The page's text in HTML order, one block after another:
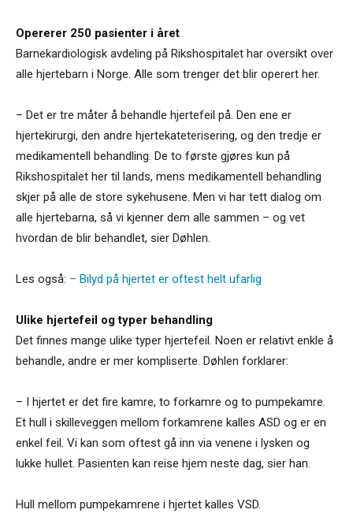
Opererer 250 pasienter i året
Barnekardiologisk avdeling på Rikshospitalet har oversikt over
alle hjertebarn i Norge. Alle som trenger det blir operert her.
– Det er tre måter å behandle hjertefeil på. Den ene er
hjertekirurgi, den andre hjertekateterisering, og den tredje er
medikamentell behandling. De to første gjøres kun på
Rikshospitalet her til lands, mens medikamentell behandling
skjer på alle de store sykehusene. Men vi har tett dialog om
alle hjertebarna, så vi kjenner dem alle sammen – og vet
hvordan de blir behandlet, sier Døhlen.
Les også: – Bilyd på hjertet er oftest helt ufarlig
Ulike hjertefeil og typer behandling
Det finnes mange ulike typer hjertefeil. Noen er relativt enkle å
behandle, andre er mer kompliserte. Døhlen forklarer:
– I hjertet er det fire kamre, to forkamre og to pumpekamre.
Et hull i skilleveggen mellom forkamrene kalles ASD og er en
enkel feil. Vi kan som oftest gå inn via venene i lysken og
lukke hullet. Pasienten kan reise hjem neste dag, sier han.
Hull mellom pumpekamrene i hjertet kalles VSD.